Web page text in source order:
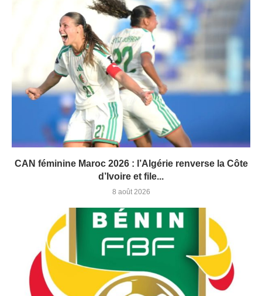
CAN féminine Maroc 2026 : l’Algérie renverse la Côte
d’Ivoire et file...
8 août 2026